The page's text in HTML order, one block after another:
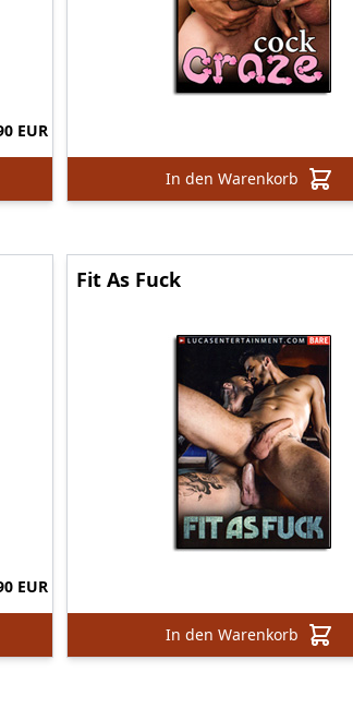
EUR
In den Warenkorb
EUR
Fit As Fuck
In den Warenkorb